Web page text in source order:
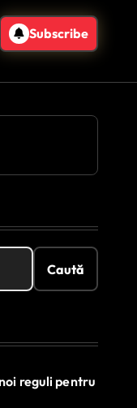
Subscribe
Caută
reguli pentru